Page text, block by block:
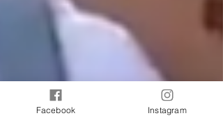
Facebook Instagram